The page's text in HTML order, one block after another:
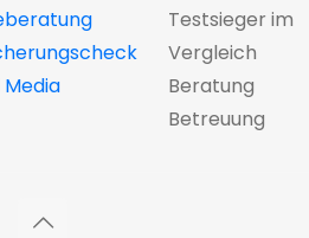
Media
Testsieger im
Vergleich
Beratung
Betreuung